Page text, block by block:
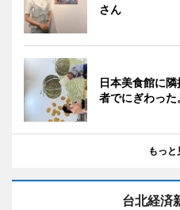
さん
日本美食館に
者でにぎわった
もっと
台北経済